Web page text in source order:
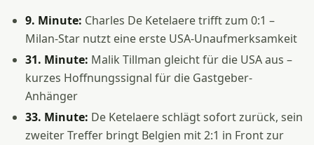
9. Minute: Charles De Ketelaere trifft zum 0:1 –
Milan-Star nutzt eine erste USA-Unaufmerksamkeit
31. Minute: Malik Tillman gleicht für die USA aus –
kurzes Hoffnungssignal für die Gastgeber-
Anhänger
33. Minute: De Ketelaere schlägt sofort zurück, sein
zweiter Treffer bringt Belgien mit 2:1 in Front zur